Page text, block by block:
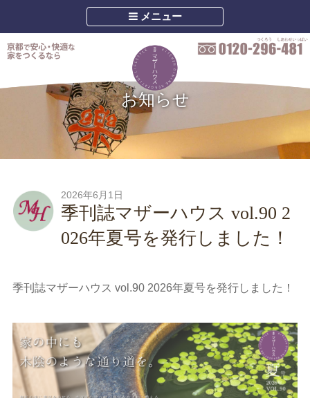
メニュー
お知らせ
2026年6月1日
季刊誌マザーハウス vol.90 2
026年夏号を発行しました！
季刊誌マザーハウス vol.90 2026年夏号を発行しました！